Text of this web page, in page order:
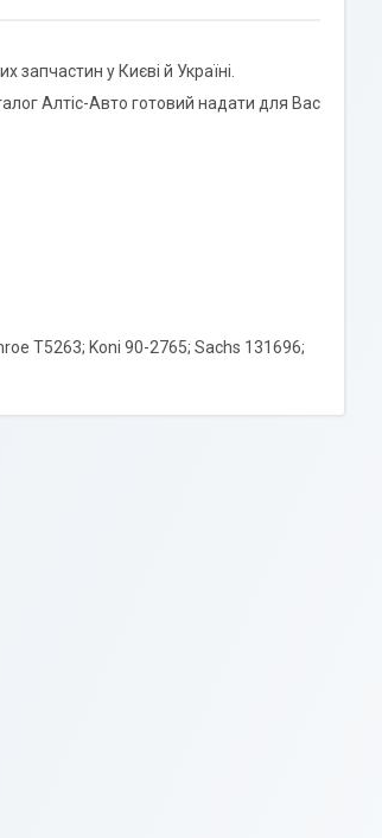
у Києві й Україні.
Алтіс-Авто готовий надати для Вас
T5263; Koni 90-2765; Sachs 131696;